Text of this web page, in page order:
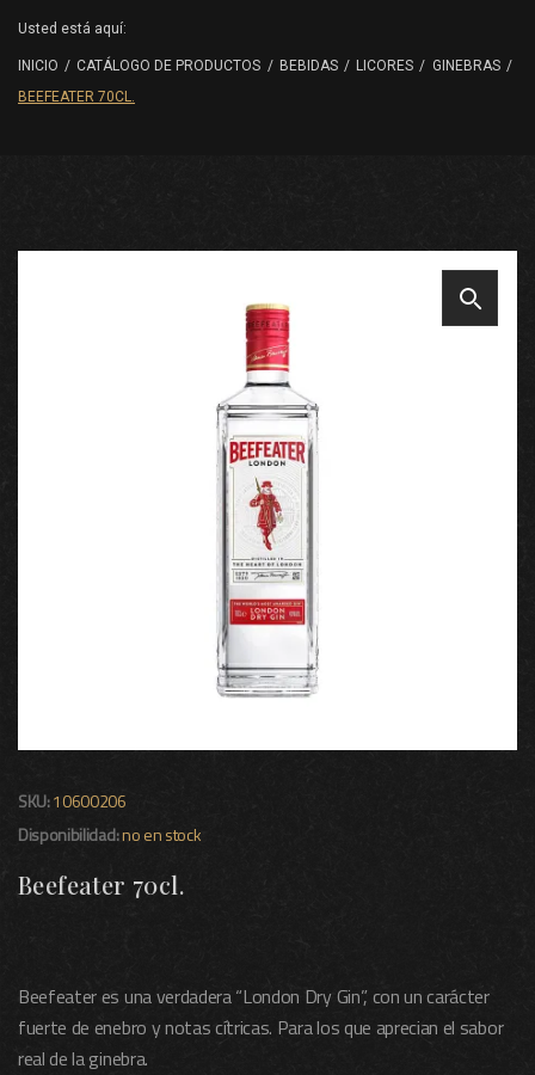
Usted está aquí:
INICIO / CATÁLOGO DE PRODUCTOS / BEBIDAS / LICORES / GINEBRAS /
BEEFEATER 70CL.
SKU:10600206
Disponibilidad:no en stock
Beefeater 70cl.
Beefeater es una verdadera “London Dry Gin”, con un carácter
fuerte de enebro y notas cítricas. Para los que aprecian el sabor
real de la ginebra.